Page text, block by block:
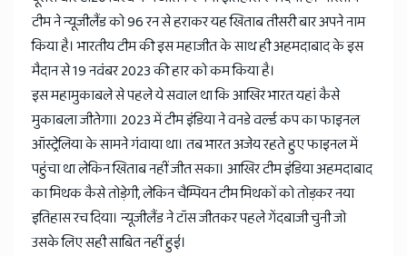
टीम ने न्यूजीलैंड को 96 रन से हराकर यह खिताब तीसरी बार अपने नाम
किया है। भारतीय टीम की इस महाजीत के साथ ही अहमदाबाद के इस
मैदान से 19 नवंबर 2023 की हार को कम किया है।
इस महामुकाबले से पहले ये सवाल था कि आखिर भारत यहां कैसे
मुकाबला जीतेगा। 2023 में टीम इंडिया ने वनडे वर्ल्ड कप का फाइनल
ऑस्ट्रेलिया के सामने गंवाया था। तब भारत अजेय रहते हुए फाइनल में
पहुंचा था लेकिन खिताब नहीं जीत सका। आखिर टीम इंडिया अहमदाबाद
का मिथक कैसे तोड़ेगी, लेकिन चैम्पियन टीम मिथकों को तोड़कर नया
इतिहास रच दिया। न्यूजीलैंड ने टॉस जीतकर पहले गेंदबाजी चुनी जो
उसके लिए सही साबित नहीं हुई।